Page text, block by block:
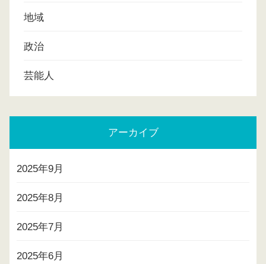
地域
政治
芸能人
アーカイブ
2025年9月
2025年8月
2025年7月
2025年6月